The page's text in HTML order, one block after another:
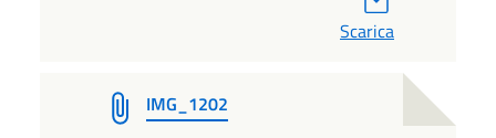
Scarica
IMG_1202